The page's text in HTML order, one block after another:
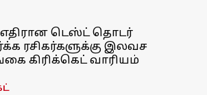
எதிரான டெஸ்ட் தொடர்
ரசிகர்களுக்கு இலவச
கிரிக்கெட் வாரியம்